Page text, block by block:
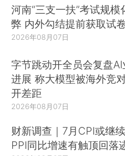
河南“三支一扶”考试规模
弊 内外勾结提前获取试
2026年08月07日
字节跳动开全员会复盘AI
进展 称大模型被海外竞
开差距
2026年08月07日
财新调查｜7月CPI或继
PPI同比增速有触顶回落